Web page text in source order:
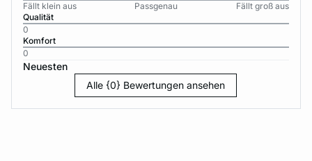
Fällt klein aus
Passgenau
Fällt groß aus
Qualität
0
Komfort
0
Neuesten
Alle {0} Bewertungen ansehen